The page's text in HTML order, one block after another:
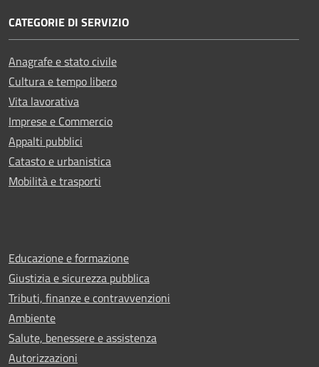
CATEGORIE DI SERVIZIO
Anagrafe e stato civile
Cultura e tempo libero
Vita lavorativa
Imprese e Commercio
Appalti pubblici
Catasto e urbanistica
Mobilità e trasporti
Educazione e formazione
Giustizia e sicurezza pubblica
Tributi, finanze e contravvenzioni
Ambiente
Salute, benessere e assistenza
Autorizzazioni